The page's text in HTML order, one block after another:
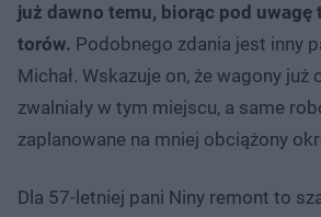
już dawno temu, biorąc pod uwagę
torów. Podobnego zdania jest inny
Michał. Wskazuje on, że wagony już
zwalniały w tym miejscu, a same
zaplanowane na mniej obciążony
Dla 57-letniej pani Niny remont to